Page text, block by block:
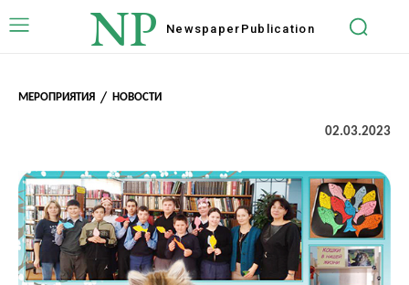
NP Newspaper Publication
МЕРОПРИЯТИЯ НОВОСТИ
02.03.2023